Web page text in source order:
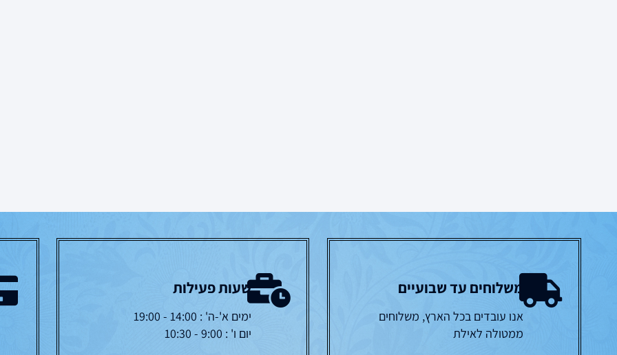
משלוחים עד שבועיים
אנו עובדים בכל הארץ, משלוחים
ממטולה לאילת
שעות פעילות
ימים א'-ה' : 14:00 - 19:00
יום ו' : 9:00 - 10:30